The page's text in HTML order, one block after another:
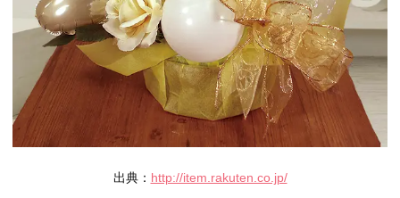
出典： http://item.rakuten.co.jp/